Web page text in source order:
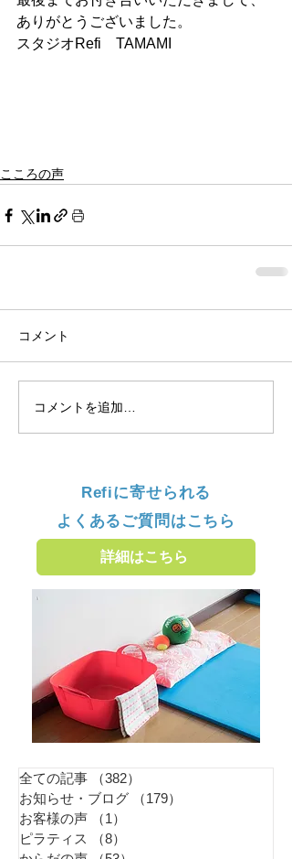
ありがとうございました。
スタジオRefi　TAMAMI
こころの声
コメント
コメントを追加…
Refiに寄せられる
よくあるご質問はこちら
詳細はこちら
全ての記事 （382）
お知らせ・ブログ
（179）
お客様の声
（1）
ピラティス
（8）